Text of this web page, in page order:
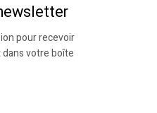
pour recevoir
votre boîte